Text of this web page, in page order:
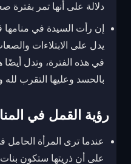
دلالة على أنها تمر بفترة
إن رأت السيدة في
يدل على الابتلاءات
في هذه الفترة، وتدل أيضًا
بالحسد وعليها التقرب لله
رؤية القمل في
عندما ترى المرأة الحامل
على أن ذريتها ستكون